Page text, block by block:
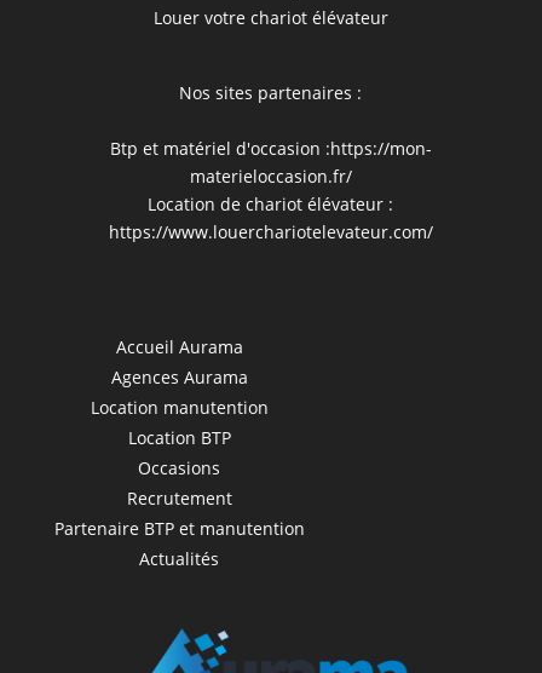
Louer votre chariot élévateur
Nos sites partenaires :
Btp et matériel d'occasion :https://mon-
materieloccasion.fr/
Location de chariot élévateur :
https://www.louerchariotelevateur.com/
Accueil Aurama
Agences Aurama
Location manutention
Location BTP
Occasions
Recrutement
Partenaire BTP et manutention
Actualités